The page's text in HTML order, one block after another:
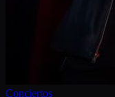
Conciertos